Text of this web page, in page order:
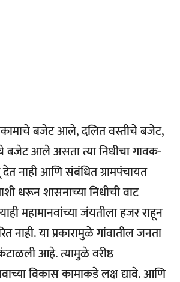
बजेट आले, दलित वस्तीचे बजेट,
बजेट आले असता त्या निधीचा गावक-
देत नाही आणि संबंधित ग्रामपंचायत
धरून शासनाच्या निधीची वाट
महामानवांच्या जंयतीला हजर राहून
नाही. या प्रकारामुळे गांवातील जनता
आहे. त्यामुळे वरीष्ठ
विकास कामाकडे लक्ष द्यावे. आणि